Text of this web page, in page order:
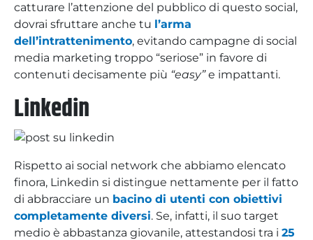
catturare l’attenzione del pubblico di questo social,
dovrai sfruttare anche tu l’arma
dell’intrattenimento, evitando campagne di social
media marketing troppo “seriose” in favore di
contenuti decisamente più “easy”e impattanti.
Linkedin
Rispetto ai social network che abbiamo elencato
finora, Linkedin si distingue nettamente per il fatto
di abbracciare un bacino di utenti con obiettivi
completamente diversi. Se, infatti, il suo target
medio è abbastanza giovanile, attestandosi tra i 25